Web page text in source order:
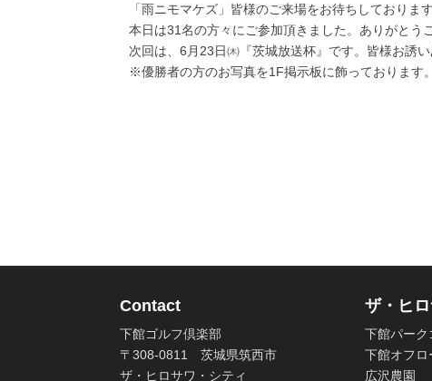
「雨ニモマケズ」皆様のご来場をお待ちしておりま
本日は31名の方々にご参加頂きました。ありがとう
次回は、6月23日㈭『茨城放送杯』です。皆様お誘
※優勝者の方のお写真を1F掲示板に飾っております。
Contact
下館ゴルフ倶楽部
〒308-0811 茨城県筑西市
ザ・ヒロサワ・シティ
ザ・ヒ
下館パーク
下館オフロ
広沢農園